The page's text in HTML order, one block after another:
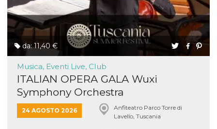
da: 11,40 €
Musica, Eventi Live, Club
ITALIAN OPERA GALA Wuxi
Symphony Orchestra
24 AGOSTO 2026
Anfiteatro Parco Torre di
Lavello, Tuscania